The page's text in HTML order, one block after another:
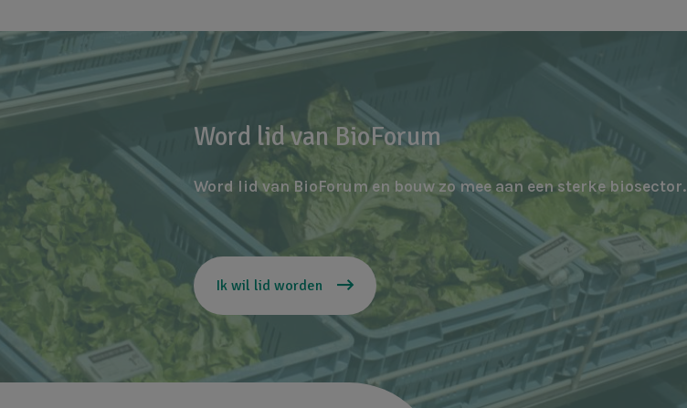
Word lid van BioForum
Word lid van BioForum en bouw zo mee aan een sterke biosector.
Ik wil lid worden